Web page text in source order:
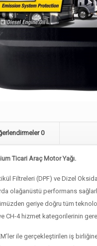
0
Ticari Araç Motor Yağı.
Filtreleri (DPF) ve Dizel
olağanüstü performans
geriye doğru tüm
CH-4 hizmet kategorilerinin
ile gerçekleştirilen iş